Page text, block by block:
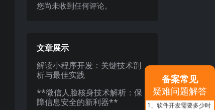
您尚未收到任何评论。
文章展示
解读小程序开发：关键技术剖
析与最佳实践
**微信人脸核身技术解析：保
障信息安全的新利器**
备案常见
疑难问题解答
1、 软件开发需要多少时